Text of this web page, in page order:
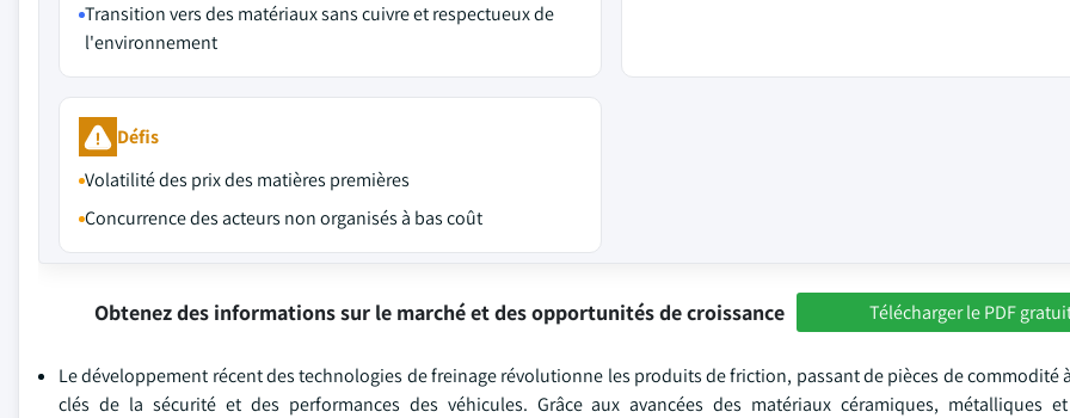
Transition vers des matériaux sans cuivre et respectueux de
l'environnement
Défis
Volatilité des prix des matières premières
Concurrence des acteurs non organisés à bas coût
Obtenez des informations sur le marché et des opportunités de croissance Télécharger le PDF
Le développement récent des technologies de freinage révolutionne les produits de friction, passant de pièces de commodité
clés de la sécurité et des performances des véhicules. Grâce aux avancées des matériaux céramiques, métalliques